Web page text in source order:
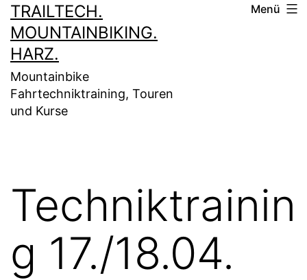
TRAILTECH.
MOUNTAINBIKING.
HARZ.
Mountainbike
Fahrtechniktraining, Touren
und Kurse
Menü
Techniktrainin
g 17./18.04.